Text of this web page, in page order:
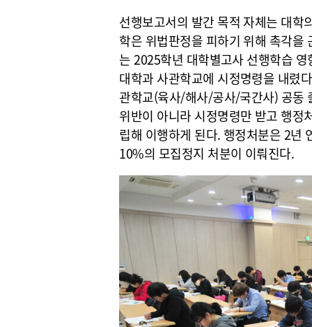
선행보고서의 발간 목적 자체는 대학
학은 위법판정을 피하기 위해 촉각을
는 2025학년 대학별고사 선행학습
대학과 사관학교에 시정명령을 내렸
관학교(육사/해사/공사/국간사) 공동
위반이 아니라 시정명령만 받고 행정
립해 이행하게 된다. 행정처분은 2년
10%의 모집정지 처분이 이뤄진다.